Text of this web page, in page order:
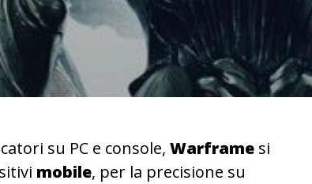
su PC e console, Warframe si
mobile, per la precisione su